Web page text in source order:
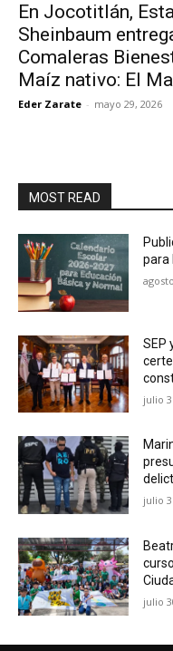
En Jocotitlán,
Sheinbaum
Comaleras
Maíz nativo: El
Eder Zarate - mayo 29, 2026
MOST READ
para
SEP
julio
julio
julio